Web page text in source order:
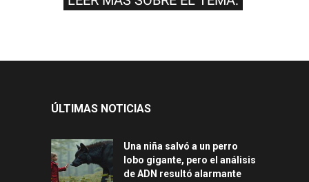
ÚLTIMAS NOTICIAS
Una niña salvó a un perro
lobo gigante, pero el análisis
de ADN resultó alarmante